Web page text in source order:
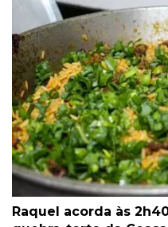
Raquel acorda às